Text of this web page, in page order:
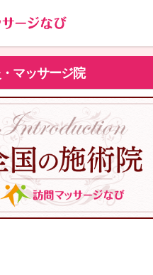
マッサージ院